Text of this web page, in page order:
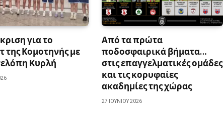
για το
της Κομοτηνής με
Κυρλή
Από τα πρώτα
ποδοσφαιρικά βήματα…
στις επαγγελματικές ομάδες
και τις κορυφαίες
ακαδημίες της χώρας
27 ΙΟΥΝΊΟΥ 2026